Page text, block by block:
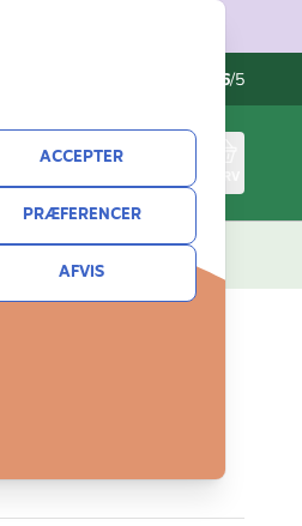
ACCEPTER
PRÆFERENCER
AFVIS
4.6/5
TILBUD